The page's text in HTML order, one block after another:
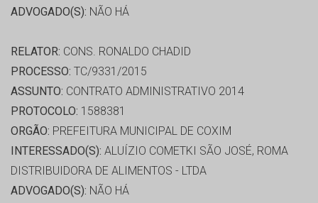
ADVOGADO(S): NÃO HÁ
RELATOR: CONS. RONALDO CHADID
PROCESSO: TC/9331/2015
ASSUNTO: CONTRATO ADMINISTRATIVO 2014
PROTOCOLO: 1588381
ORGÃO: PREFEITURA MUNICIPAL DE COXIM
INTERESSADO(S): ALUÍZIO COMETKI SÃO JOSÉ, ROMA
DISTRIBUIDORA DE ALIMENTOS - LTDA
ADVOGADO(S): NÃO HÁ